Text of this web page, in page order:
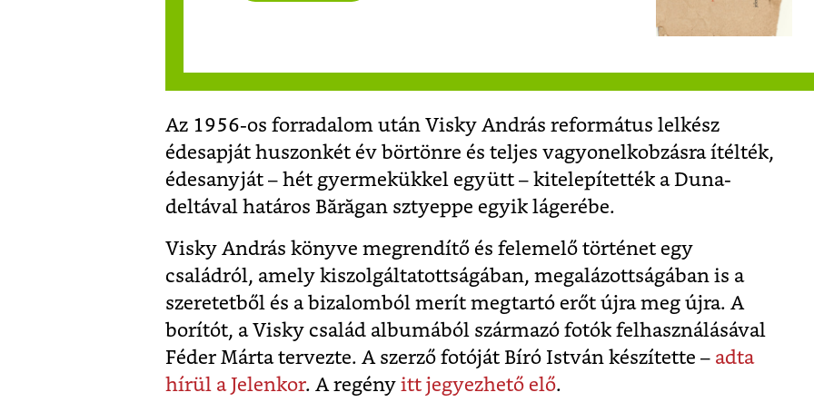
Az 1956-os forradalom után Visky András református lelkész
édesapját huszonkét év börtönre és teljes vagyonelkobzásra ítélték,
édesanyját – hét gyermekükkel együtt – kitelepítették a Duna-
deltával határos Bărăgan sztyeppe egyik lágerébe.
Visky András könyve megrendítő és felemelő történet egy
családról, amely kiszolgáltatottságában, megalázottságában is a
szeretetből és a bizalomból merít megtartó erőt újra meg újra. A
borítót, a Visky család albumából származó fotók felhasználásával
Féder Márta tervezte. A szerző fotóját Bíró István készítette – adta
hírül a Jelenkor. A regény itt jegyezhető elő.